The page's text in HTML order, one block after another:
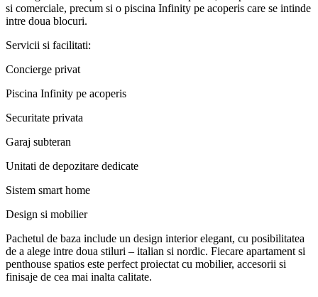
si comerciale, precum si o piscina Infinity pe acoperis care se intinde
intre doua blocuri.
Servicii si facilitati:
Concierge privat
Piscina Infinity pe acoperis
Securitate privata
Garaj subteran
Unitati de depozitare dedicate
Sistem smart home
Design si mobilier
Pachetul de baza include un design interior elegant, cu posibilitatea
de a alege intre doua stiluri – italian si nordic. Fiecare apartament si
penthouse spatios este perfect proiectat cu mobilier, accesorii si
finisaje de cea mai inalta calitate.